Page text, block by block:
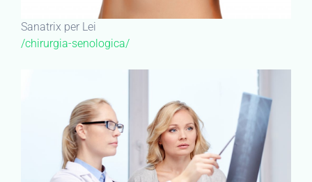
Sanatrix per Lei
/chirurgia-senologica/